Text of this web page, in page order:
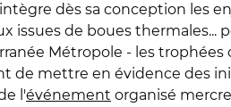
dès sa conception les
issues de boues
Métropole - les
de mettre en évidence des
l'événement organisé